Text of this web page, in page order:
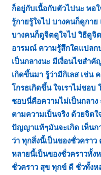
ก็อยู่กับเนื้อกับตัวไปนะ พอ
รู้กายรู้ใจไป บางคนก็ดูกาย
บางคนก็ดูจิตดูใจไป วิธีดูจิ
อารมณ์ ความรู้สึกใดแปล
เป็นกลางนะ มีเงื่อนไขสำคั
เกิดขึ้นมา รู้ว่ามีกิเลส เช่น
โกรธเกิดขึ้น ใจเราไม่ชอ
ชอบนี่คือความไม่เป็นกลาง
ตามความเป็นจริง ด้วยจิต
ปัญญาแท้ๆมันจะเกิด เห็นก
ว่า ทุกสิ่งนี้เป็นของชั่วครา
หลายนี้เป็นของชั่วคราวทั้ง
ชั่วคราว สุข ทุกข์ ดี ชั่วทั้ง